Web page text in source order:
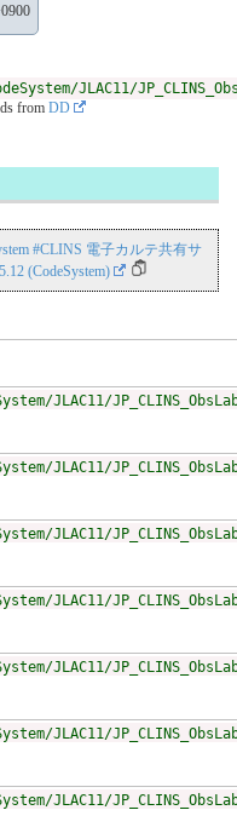
JLAC11/
from DD
#CLINS 電子カルテ共有サ
(CodeSystem)